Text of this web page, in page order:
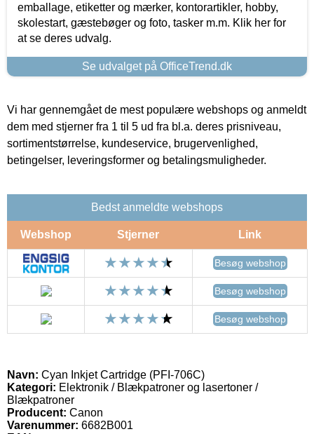
emballage, etiketter og mærker, kontorartikler, hobby,
skolestart, gæstebøger og foto, tasker m.m. Klik her for
at se deres udvalg.
Se udvalget på OfficeTrend.dk
Vi har gennemgået de mest populære webshops og anmeldt
dem med stjerner fra 1 til 5 ud fra bl.a. deres prisniveau,
sortimentstørrelse, kundeservice, brugervenlighed,
betingelser, leveringsformer og betalingsmuligheder.
Bedst anmeldte webshops
Webshop Stjerner Link
Besøg webshop
Besøg webshop
Besøg webshop
Navn: Cyan Inkjet Cartridge (PFI-706C)
Kategori: Elektronik / Blækpatroner og lasertoner /
Blækpatroner
Producent: Canon
Varenummer: 6682B001